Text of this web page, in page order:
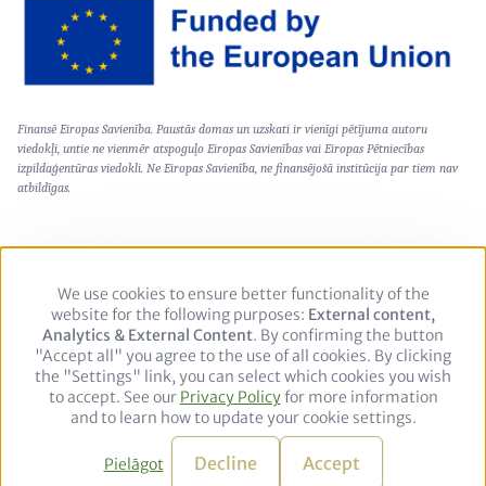
Text
(optional)
Finansē Eiropas Savienība. Paustās domas un uzskati ir vienīgi pētījuma autoru
viedokļi, untie ne vienmēr atspoguļo Eiropas Savienības vai Eiropas Pētniecības
izpildaģentūras viedokli. Ne Eiropas Savienība, ne finansējošā institūcija par tiem nav
atbildīgas.
Footer
Datu aizsardzības politika Juridiskais paziņojums
Follow
LinkedIn
© 2026 adelphi. All rights reserved.
Use
of
personal
data
and
cookies
We use cookies to ensure better functionality of the
website for the following purposes: External content,
Analytics & External Content. By confirming the button
"Accept all" you agree to the use of all cookies. By clicking
the "Settings" link, you can select which cookies you wish
to accept. See our Privacy Policyfor more information
and to learn how to update your cookie settings.
Pielāgot Decline Accept